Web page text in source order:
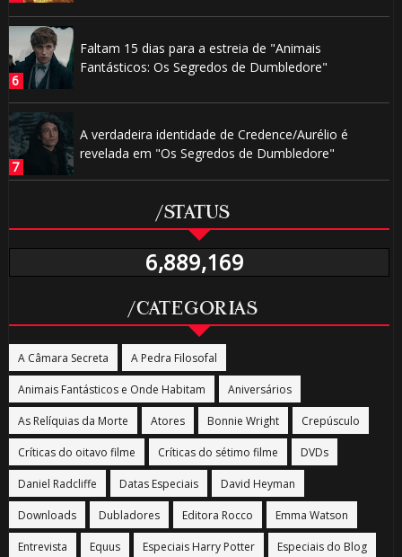
Faltam 15 dias para a estreia de "Animais
Fantásticos: Os Segredos de Dumbledore"
A verdadeira identidade de Credence/Aurélio é
revelada em "Os Segredos de Dumbledore"
/STATUS
6,889,169
/CATEGORIAS
A Câmara Secreta A Pedra Filosofal
Animais Fantásticos e Onde Habitam Aniversários
As Relíquias da Morte Atores Bonnie Wright Crepúsculo
Críticas do oitavo filme Críticas do sétimo filme DVDs
Daniel Radcliffe Datas Especiais David Heyman
Downloads Dubladores Editora Rocco Emma Watson
Entrevista Equus Especiais Harry Potter Especiais do Blog